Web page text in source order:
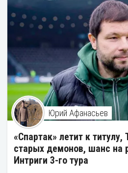
Юрий Афанасьев
«Спартак» летит к титулу,
старых демонов, шанс на
Интриги 3-го тура